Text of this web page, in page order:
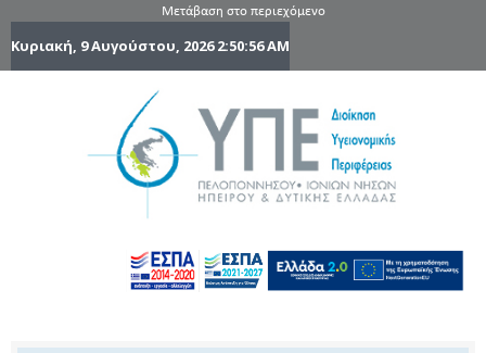
Μετάβαση στο περιεχόμενο
Κυριακή, 9 Αυγούστου, 20262:50:57 AM
Ηπείρου
Δυτικής
Ελλάδας